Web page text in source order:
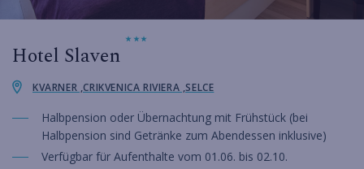
Hotel Slaven
KVARNER ,CRIKVENICA RIVIERA ,SELCE
Halbpension oder Übernachtung mit Frühstück (bei
Halbpension sind Getränke zum Abendessen inklusive)
Verfügbar für Aufenthalte vom 01.06. bis 02.10.